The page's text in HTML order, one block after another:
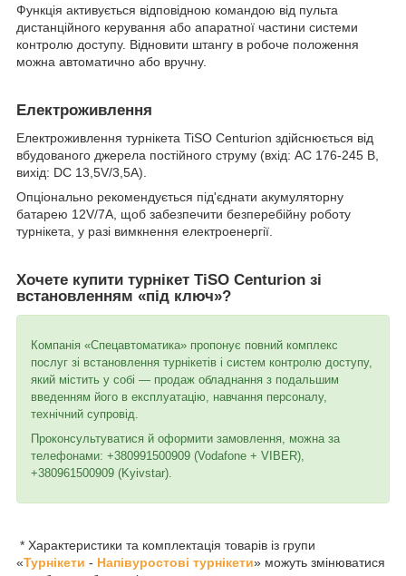
Функція активується відповідною командою від пульта
дистанційного керування або апаратної частини системи
контролю доступу. Відновити штангу в робоче положення
можна автоматично або вручну.
Електроживлення
Електроживлення турнікета TiSO Centurion здійснюється від
вбудованого джерела постійного струму (вхід: AC 176-245 В,
вихід: DC 13,5V/3,5А).
Опціонально рекомендується під'єднати акумуляторну
батарею 12V/7А, щоб забезпечити безперебійну роботу
турнікета, у разі вимкнення електроенергії.
Хочете купити турнікет TiSO Centurion зі
встановленням «під ключ»?
Компанія «Спецавтоматика» пропонує повний комплекс
послуг зі встановлення турнікетів і систем контролю доступу,
який містить у собі — продаж обладнання з подальшим
введенням його в експлуатацію, навчання персоналу,
технічний супровід.
Проконсультуватися й оформити замовлення, можна за
телефонами: +380991500909 (Vodafone + VIBER),
+380961500909 (Kyivstar).
* Характеристики та комплектація товарів із групи
«Турнікети - Напівуростові турнікети» можуть змінюватися